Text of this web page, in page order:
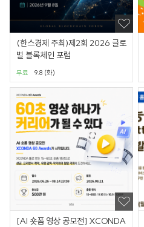
(한스경제 주최)제2회 2026 글로
벌 블록체인 포럼
9.8 (화)
무료
[AI 숏폼 영상 공모전] XCONDA